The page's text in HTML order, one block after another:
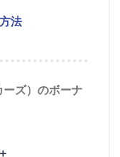
法
ズ）のボーナ